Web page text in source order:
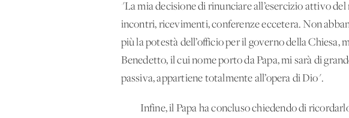
"La mia decisione di rinunciare all’esercizio attivo
incontri, ricevimenti, conferenze eccetera. Non
più la potestà dell’officio per il governo della Chiesa,
Benedetto, il cui nome porto da Papa, mi sarà di
passiva, appartiene totalmente all’opera di Dio".
Infine, il Papa ha concluso chiedendo di ricordarlo